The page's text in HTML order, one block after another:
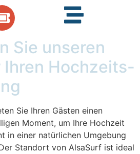
Sie unseren
Ihren Hochzeits-
Sie Ihren Gästen einen
Moment, um Ihre Hochzeit
in einer natürlichen Umgebung
Standort von AlsaSurf ist ideal